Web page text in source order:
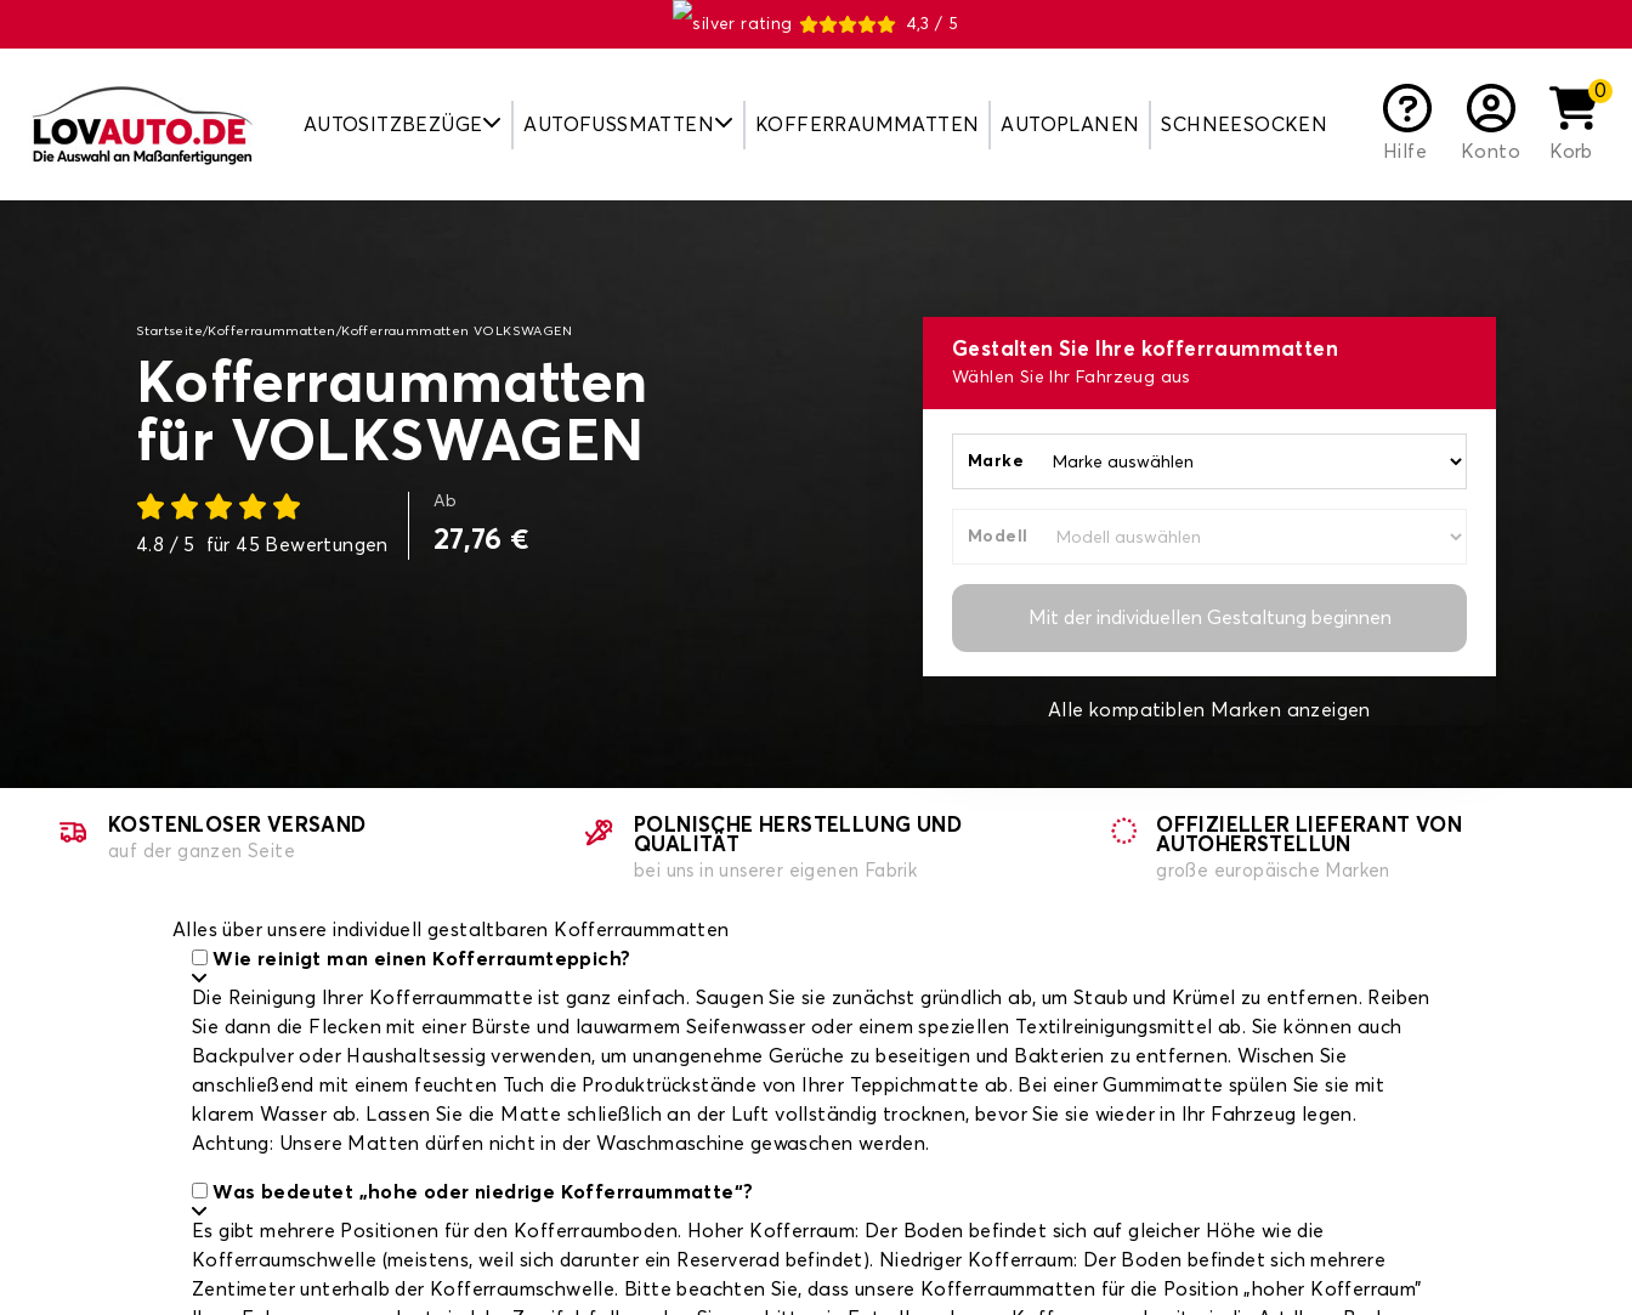
4,3 / 5
AUTOSITZBEZÜGE AUTOFUSSMATTEN KOFFERRAUMMATTEN AUTOPLANEN
SCHNEESOCKEN
Hilfe
Konto
0
Korb
Startseite/ Kofferraummatten / Kofferraummatten VOLKSWAGEN
Kofferraummatten
für VOLKSWAGEN
4.8 / 5 für 45 Bewertungen
Ab
27,76 €
Gestalten Sie Ihre kofferraummatten
Wählen Sie Ihr Fahrzeug aus
Marke
Modell
Mit der individuellen Gestaltung beginnen
Alle kompatiblen Marken anzeigen
KOSTENLOSER VERSAND
auf der ganzen Seite
POLNISCHE HERSTELLUNG UND
QUALITÄT
bei uns in unserer eigenen Fabrik
OFFIZIELLER LIEFERANT VON
AUTOHERSTELLUN
große europäische Marken
Alles über unsere individuell gestaltbaren Kofferraummatten
Wie reinigt man einen Kofferraumteppich?
Die Reinigung Ihrer Kofferraummatte ist ganz einfach. Saugen Sie sie zunächst gründlich ab, um Staub und Krümel zu entfernen. Reiben
Sie dann die Flecken mit einer Bürste und lauwarmem Seifenwasser oder einem speziellen Textilreinigungsmittel ab. Sie können auch
Backpulver oder Haushaltsessig verwenden, um unangenehme Gerüche zu beseitigen und Bakterien zu entfernen. Wischen Sie
anschließend mit einem feuchten Tuch die Produktrückstände von Ihrer Teppichmatte ab. Bei einer Gummimatte spülen Sie sie mit
klarem Wasser ab. Lassen Sie die Matte schließlich an der Luft vollständig trocknen, bevor Sie sie wieder in Ihr Fahrzeug legen.
Achtung: Unsere Matten dürfen nicht in der Waschmaschine gewaschen werden.
Was bedeutet „hohe oder niedrige Kofferraummatte“?
Es gibt mehrere Positionen für den Kofferraumboden. Hoher Kofferraum: Der Boden befindet sich auf gleicher Höhe wie die
Kofferraumschwelle (meistens, weil sich darunter ein Reserverad befindet). Niedriger Kofferraum: Der Boden befindet sich mehrere
Zentimeter unterhalb der Kofferraumschwelle. Bitte beachten Sie, dass unsere Kofferraummatten für die Position „hoher Kofferraum”